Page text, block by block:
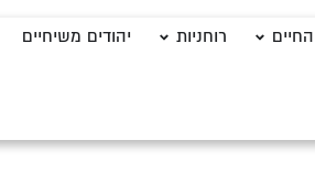
רוחניות יהודים משיחיים